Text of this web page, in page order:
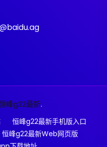
峰g22最新.
恒峰g22最新手机版入口
恒峰g22最新Web网页版